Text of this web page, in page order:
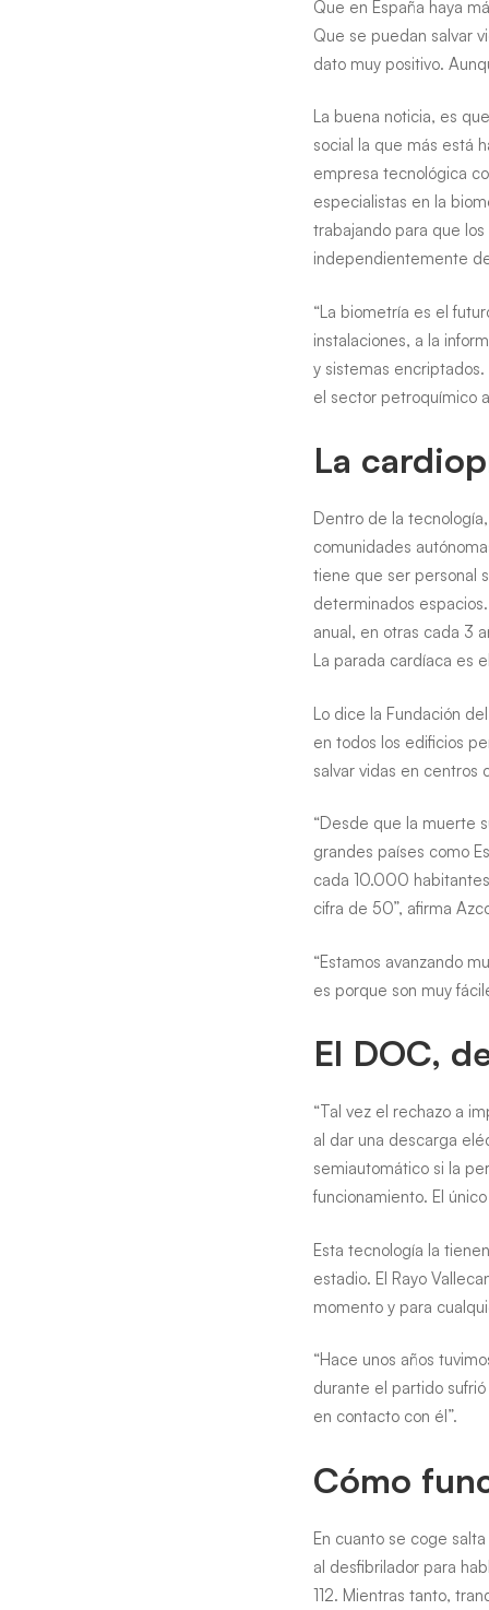
equipos
como
el
Athletic,
el
Rayo
Vallecano
o
el
Que en España haya
Que se puedan salvar
dato muy positivo.
La buena noticia, es
social la que más está
empresa tecnológica
especialistas en la
trabajando para que
independientemente
“La biometría es el
instalaciones, a la
y sistemas
el sector petroquímico
La
Dentro de la
comunidades
tiene que ser personal
determinados
anual, en otras cada 3
La parada cardíaca es
Lo dice la Fundación
en todos los edificios
salvar vidas en centros
“Desde que la muerte
grandes países como
cada 10.000
cifra de 50”, afirma
“Estamos avanzando
es porque son muy
El DOC,
“Tal vez el rechazo a
al dar una descarga
semiautomático si la
funcionamiento. El
Esta tecnología la
estadio. El Rayo
momento y para
“Hace unos años
durante el partido
en contacto con él”.
Cómo
En cuanto se coge
al desfibrilador para
112. Mientras tanto,